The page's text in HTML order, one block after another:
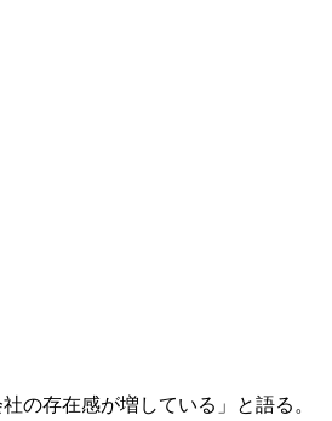
の存在感が増している」と語る。